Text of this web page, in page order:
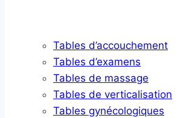
Tables d’accouchement
Tables d’examens
Tables de massage
Tables de verticalisation
Tables gynécologiques